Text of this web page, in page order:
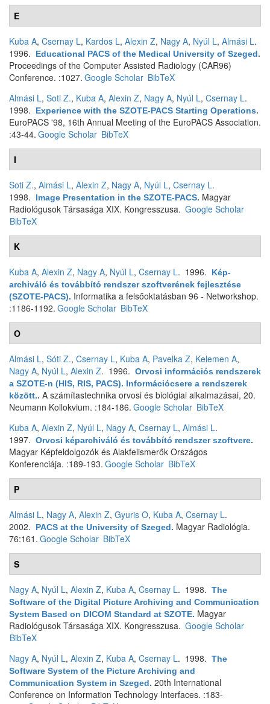
E
Kuba A, Csernay L, Kardos L, Alexin Z, Nagy A, Nyúl L, Almási L.
1996.
Educational PACS of the Medical University of Szeged.
Proceedings of the Computer Assisted Radiology (CAR96)
Conference. :1027. Google Scholar BibTeX
Almási L, Soti Z., Kuba A, Alexin Z, Nagy A, Nyúl L, Csernay L.
1998.
Experience with the SZOTE-PACS Starting Operations.
EuroPACS '98, 16th Annual Meeting of the EuroPACS Association.
:43-44. Google Scholar BibTeX
I
Soti Z., Almási L, Alexin Z, Nagy A, Nyúl L, Csernay L.
1998.
Image Presentation in the SZOTE-PACS. Magyar
Radiológusok Társasága XIX. Kongresszusa. Google Scholar
BibTeX
K
Kuba A, Alexin Z, Nagy A, Nyúl L, Csernay L. 1996.
Kép-
archiváló és továbbító rendszer szoftverének fejlesztése
(SZOTE-PACS). Informatika a felsőoktatásban 96 - Networkshop.
:1186-1192. Google Scholar BibTeX
O
Almási L, Sóti Z., Csernay L, Kuba A, Pavelka Z, Kelemen A,
Nagy A, Nyúl L, Alexin Z. 1996. Orvosi információs rendszerek
a SZOTE-n (HIS, RIS, PACS). Információcsere a rendszerek
között.. A számítastechnika orvosi és biológiai alkalmazásai, 20.
Neumann Kollokvium. :184-186. Google Scholar BibTeX
Kuba A, Alexin Z, Nyúl L, Nagy A, Csernay L, Almási L.
1997. Orvosi képarchiváló és továbbító rendszer szoftvere.
Magyar Képfeldolgozók és Alakfelismerők Országos
Konferenciája. :189-193. Google Scholar BibTeX
P
Almási L, Nagy A, Alexin Z, Gyuris O, Kuba A, Csernay L.
2002.
PACS at the University of Szeged. Magyar Radiológia.
76:161. Google Scholar BibTeX
S
Nagy A, Nyúl L, Alexin Z, Kuba A, Csernay L. 1998. The
Software of the Digital Picture Archiving and Communication
System Based on DICOM Standard at SZOTE. Magyar
Radiológusok Társasága XIX. Kongresszusa. Google Scholar
BibTeX
Nagy A, Nyúl L, Alexin Z, Kuba A, Csernay L. 1998. The
Software System of the Picture Archiving and
Communication System in Szeged. 20th International
Conference on Information Technology Interfaces. :183-